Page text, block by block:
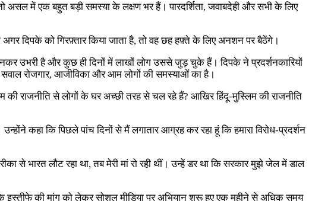
असल में एक बहुत बड़ी समस्या के लक्षण भर हैं। पारदर्शिता, जवाबदेही और सभी के लिए
दिपके को गिरफ़्तार किया जाता है, तो वह छह हफ़्ते के लिए अनशन पर बैठेंगे।
उभरी है और कुछ ही दिनों में लाखों लोग उससे जुड़ चुके हैं। दिपके ने प्रदर्शनकारियों
सवाल रोजगार, आजीविका और आम लोगों की समस्याओं का है।
की राजनीति से लोगों के घर अच्छी तरह से चल रहे हैं? आखिर हिंदू-मुस्लिम की राजनीति
कहा कि पिछले पांच दिनों से मैं लगातार आग्रह कर रहा हूं कि हमारा विरोध-प्रदर्शन
से भारत लौट रहा था, तब मेरी मां रो रही थीं। उन्हें डर था कि सरकार मुझे जेल में डाल
इस्तीफे की मांग को लेकर सोशल मीडिया पर अभियान शुरू हुए एक महीने से अधिक समय